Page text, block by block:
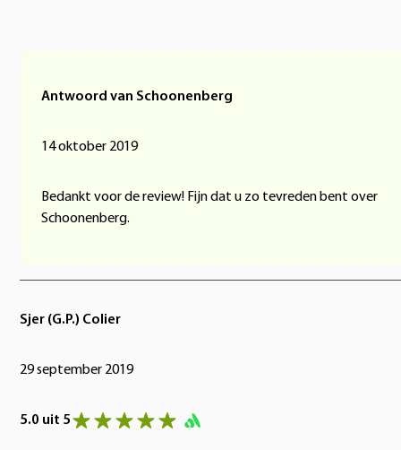
Antwoord van Schoonenberg
14 oktober 2019
Bedankt voor de review! Fijn dat u zo tevreden bent over
Schoonenberg.
Sjer (G.P.) Colier
29 september 2019
5.0 uit 5